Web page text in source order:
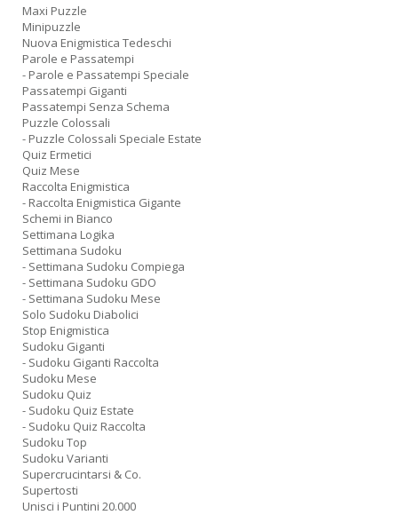
Maxi Puzzle
Minipuzzle
Nuova Enigmistica Tedeschi
Parole e Passatempi
- Parole e Passatempi Speciale
Passatempi Giganti
Passatempi Senza Schema
Puzzle Colossali
- Puzzle Colossali Speciale Estate
Quiz Ermetici
Quiz Mese
Raccolta Enigmistica
- Raccolta Enigmistica Gigante
Schemi in Bianco
Settimana Logika
Settimana Sudoku
- Settimana Sudoku Compiega
- Settimana Sudoku GDO
- Settimana Sudoku Mese
Solo Sudoku Diabolici
Stop Enigmistica
Sudoku Giganti
- Sudoku Giganti Raccolta
Sudoku Mese
Sudoku Quiz
- Sudoku Quiz Estate
- Sudoku Quiz Raccolta
Sudoku Top
Sudoku Varianti
Supercrucintarsi & Co.
Supertosti
Unisci i Puntini 20.000